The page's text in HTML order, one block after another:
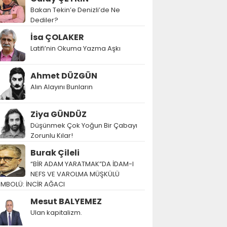
Bakan Tekin’e Denizli’de Ne
Dediler?
İsa ÇOLAKER
Latifi’nin Okuma Yazma Aşkı
Ahmet DÜZGÜN
Alın Alayını Bunların
Ziya GÜNDÜZ
Düşünmek Çok Yoğun Bir Çabayı
Zorunlu Kılar!
Burak Çileli
“BİR ADAM YARATMAK”DA İDAM-I
NEFS VE VAROLMA MÜŞKÜLÜ
İNCİR AĞACI
Mesut BALYEMEZ
Ulan kapitalizm.